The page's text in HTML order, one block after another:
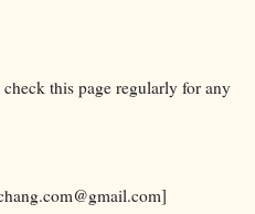
this page regularly for any